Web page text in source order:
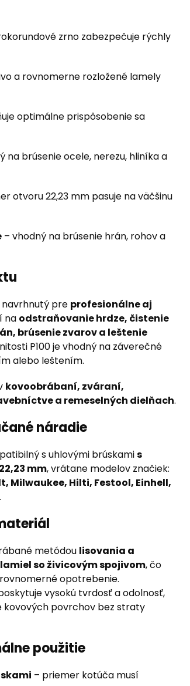
zrno zabezpečuje rýchly
a rovnomerne rozložené lamely
optimálne prispôsobenie sa
na brúsenie ocele, nerezu, hliníka a
otvoru 22,23 mm pasuje na väčšinu
– vhodný na brúsenie hrán, rohov a
navrhnutý pre profesionálne aj
na odstraňovanie hrdze, čistenie
brúsenie zvarov a leštenie
P100 je vhodný na záverečné
alebo leštením.
kovoobrábaní, zváraní,
a remeselných dielňach.
náradie
s uhlovými brúskamis
mm, vrátane modelov značiek:
Milwaukee, Hilti, Festool, Einhell,
.
metódou lisovania a
so živicovým spojivom, čo
opotrebenie.
vysokú tvrdosť a odolnosť,
kovových povrchov bez straty
použitie
– priemer kotúča musí